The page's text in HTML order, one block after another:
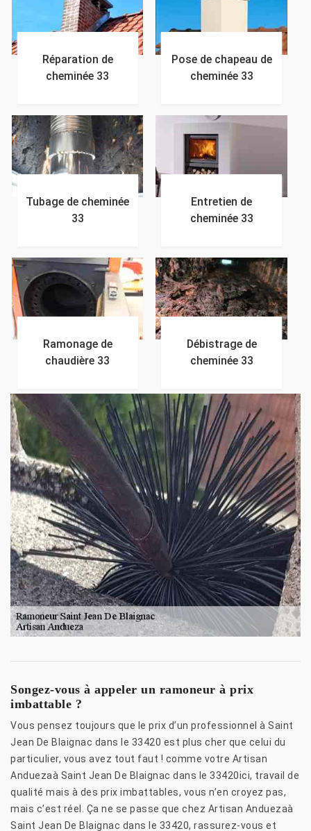
Réparation de
cheminée 33
Pose de chapeau de
cheminée 33
Tubage de cheminée
33
Entretien de
cheminée 33
Ramonage de
chaudière 33
Débistrage de
cheminée 33
Songez-vous à appeler un ramoneur à prix
imbattable ?
Vous pensez toujours que le prix d’un professionnel à Saint
Jean De Blaignac dans le 33420 est plus cher que celui du
particulier, vous avez tout faut ! comme votre Artisan
Anduezaà Saint Jean De Blaignac dans le 33420ici, travail de
qualité mais à des prix imbattables, vous n’en croyez pas,
mais c’est réel. Ça ne se passe que chez Artisan Anduezaà
Saint Jean De Blaignac dans le 33420, rassurez-vous et